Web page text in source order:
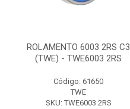
ROLAMENTO 6003 2RS C3
(TWE) - TWE6003 2RS
Código: 61650
TWE
SKU: TWE6003 2RS